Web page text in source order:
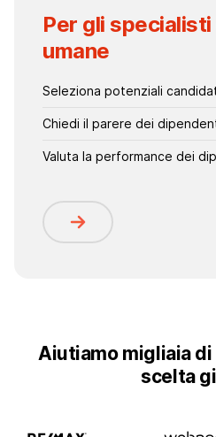
Per gli
umane
Seleziona potenziali
Chiedi il parere dei
Valuta la performance dei
Aiutiamo migliaia di
scelta